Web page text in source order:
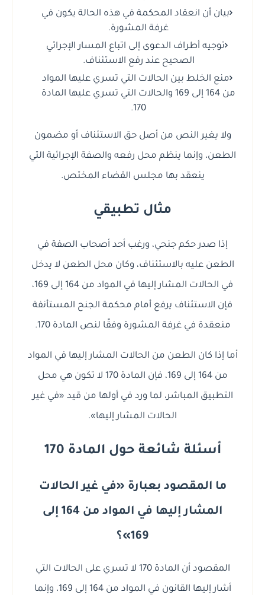
بيان أن انعقاد المحكمة في هذه الحالة يكون في
غرفة المشورة.
توجيه أطراف الدعوى إلى اتباع المسار الإجرائي
الصحيح عند رفع الاستئناف.
منع الخلط بين الحالات التي تسري عليها المواد
من 164 إلى 169 والحالات التي تسري عليها المادة
170.
ولا يغير النص من أصل حق الاستئناف أو مضمون
الطعن، وإنما ينظم محل رفعه والصفة الإجرائية التي
ينعقد بها مجلس القضاء المختص.
مثال تطبيقي
إذا صدر حكم جنحي، ورغب أحد أصحاب الصفة في
الطعن عليه بالاستئناف، وكان محل الطعن لا يدخل
في الحالات المشار إليها في المواد من 164 إلى 169،
فإن الاستئناف يرفع أمام محكمة الجنح المستأنفة
منعقدة في غرفة المشورة وفقًا لنص المادة 170.
أما إذا كان الطعن من الحالات المشار إليها في المواد
من 164 إلى 169، فإن المادة 170 لا تكون هي محل
التطبيق المباشر، لما ورد في أولها من قيد «في غير
الحالات المشار إليها».
أسئلة شائعة حول المادة 170
ما المقصود بعبارة «في غير الحالات
المشار إليها في المواد من 164 إلى
169»؟
المقصود أن المادة 170 لا تسري على الحالات التي
أشار إليها القانون في المواد من 164 إلى 169، وإنما